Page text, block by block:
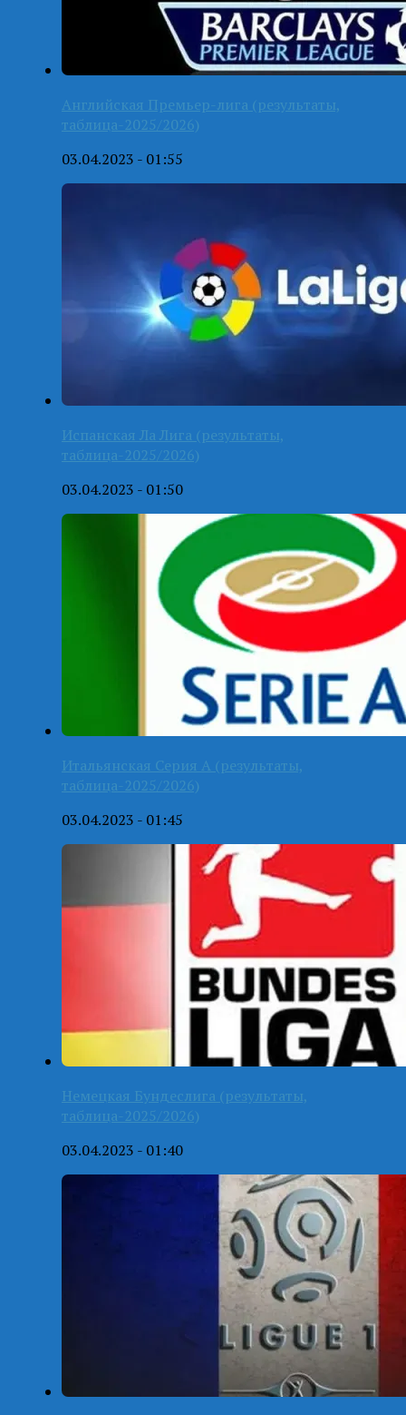
Английская Премьер-лига (результаты,
таблица-2025/2026)
03.04.2023 - 01:55
Испанская Ла Лига (результаты,
таблица-2025/2026)
03.04.2023 - 01:50
Итальянская Серия А (результаты,
таблица-2025/2026)
03.04.2023 - 01:45
Немецкая Бундеслига (результаты,
таблица-2025/2026)
03.04.2023 - 01:40